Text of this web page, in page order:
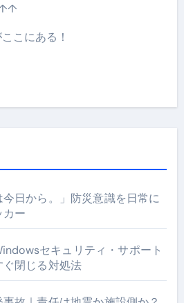
こにある！
今日から。」防災意識を日常に
ー
セキュリティ・サポート
閉じる対処法